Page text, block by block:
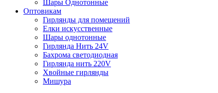
Шары Однотонные
Оптовикам
Гирлянды для помещений
Елки искусственные
Шары однотонные
Гирлянда Нить 24V
Бахрома светодиодная
Гирлянда нить 220V
Хвойные гирлянды
Мишура